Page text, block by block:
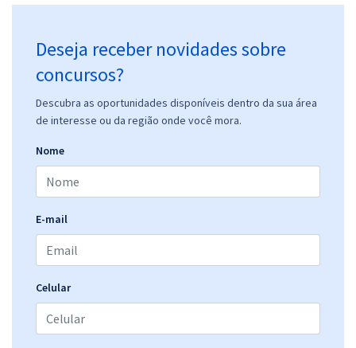
Deseja receber novidades sobre
concursos?
Descubra as oportunidades disponíveis dentro da sua área
de interesse ou da região onde você mora.
Nome
E-mail
Celular